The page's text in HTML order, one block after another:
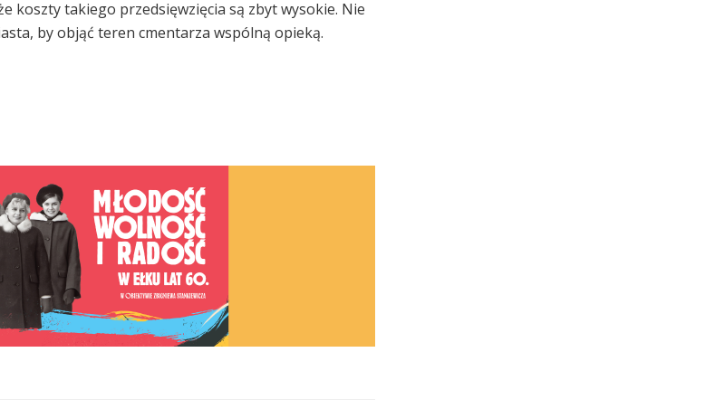
koszty takiego przedsięwzięcia są zbyt wysokie. Nie
by objąć teren cmentarza wspólną opieką.